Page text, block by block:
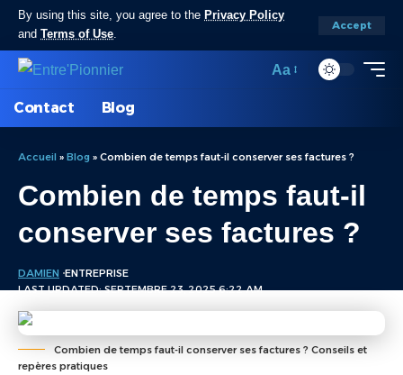
By using this site, you agree to the Privacy Policy
and Terms of Use.
Accept
Aa
Contact Blog
Accueil » Blog » Combien de temps faut-il conserver ses factures ?
Combien de temps faut-il
conserver ses factures ?
LAST UPDATED: SEPTEMBRE 23, 2025 6:22 AM
DAMIEN ENTREPRISE
Combien de temps faut-il conserver ses factures ? Conseils et
repères pratiques